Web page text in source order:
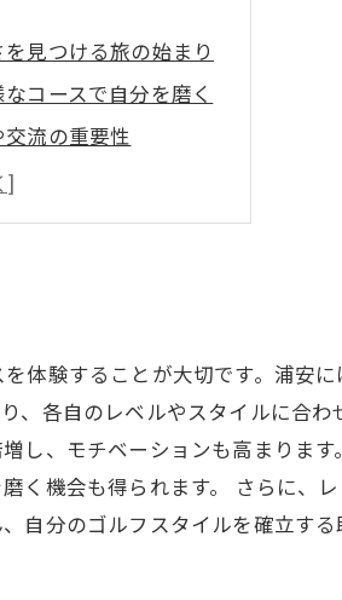
見つける旅の始まり
コースで自分を磨く
流の重要性
術を向上させる
ゴルフの楽しみ方
な一歩を踏み出そう
体験することが大切です。浦安
、各自のレベルやスタイルに合
し、モチベーションも高まりま
く機会も得られます。 さらに、
自分のゴルフスタイルを確立す